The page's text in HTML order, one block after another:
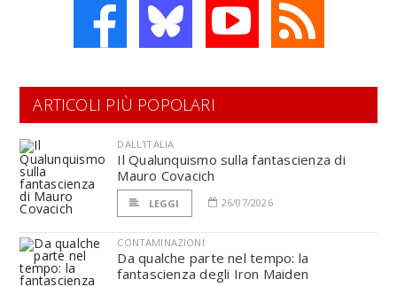
ARTICOLI PIÙ POPOLARI
DALL'ITALIA
Il Qualunquismo sulla fantascienza di
Mauro Covacich
LEGGI 26/07/2026
CONTAMINAZIONI
Da qualche parte nel tempo: la
fantascienza degli Iron Maiden